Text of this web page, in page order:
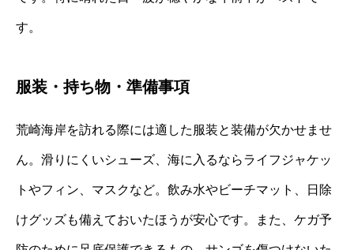
す。
服装・持ち物・準備事項
荒崎海岸を訪れる際には適した服装と装備が欠かせませ
ん。滑りにくいシューズ、海に入るならライフジャケッ
トやフィン、マスクなど。飲み水やビーチマット、日除
けグッズも備えておいたほうが安心です。また、ケガ予